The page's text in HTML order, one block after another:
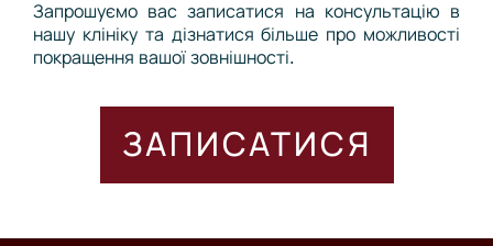
Запрошуємо вас записатися на консультацію в
нашу клініку та дізнатися більше про можливості
покращення вашої зовнішності.
ЗАПИСАТИСЯ